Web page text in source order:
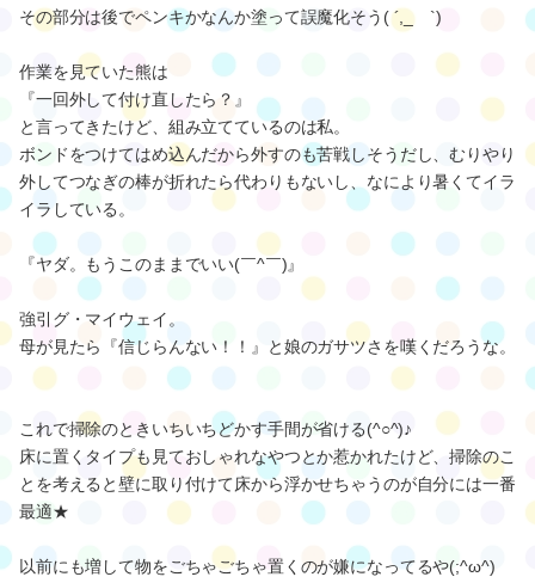
その部分は後でペンキかなんか塗って誤魔化そう( ´,_ゝ`)
作業を見ていた熊は
『一回外して付け直したら？』
と言ってきたけど、組み立てているのは私。
ボンドをつけてはめ込んだから外すのも苦戦しそうだし、むりやり
外してつなぎの棒が折れたら代わりもないし、なにより暑くてイラ
イラしている。
『ヤダ。もうこのままでいい(￣^￣)』
強引グ・マイウェイ。
母が見たら『信じらんない！！』と娘のガサツさを嘆くだろうな。
これで掃除のときいちいちどかす手間が省ける(^○^)♪
床に置くタイプも見ておしゃれなやつとか惹かれたけど、掃除のこ
とを考えると壁に取り付けて床から浮かせちゃうのが自分には一番
最適★
以前にも増して物をごちゃごちゃ置くのが嫌になってるや(;^ω^)